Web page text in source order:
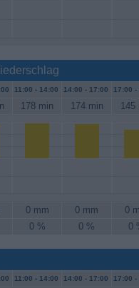
11:00 - 14:00 14:00 - 17:00 17:00 -
178 min 174 min 145
0 mm 0 mm
0
0 % 0 % 0
11:00 - 14:00 14:00 - 17:00 17:00 -